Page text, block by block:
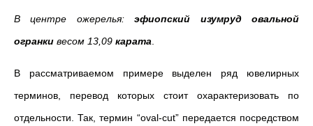
В центре ожерелья:эфиопский изумруд овальной
огранки весом 13,09 карата
В рассматриваемом примере выделен ряд ювелирных
терминов, перевод которых стоит охарактеризовать по
отдельности. Так, термин “oval-cut” передается посредством